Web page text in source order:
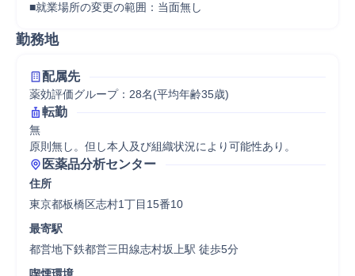
■就業場所の変更の範囲：当面無し
勤務地
配属先
薬効評価グループ：28名(平均年齢35歳)
転勤
無
原則無し。但し本人及び組織状況により可能性あり。
医薬品分析センター
住所
東京都板橋区志村1丁目15番10
最寄駅
都営地下鉄都営三田線志村坂上駅 徒歩5分